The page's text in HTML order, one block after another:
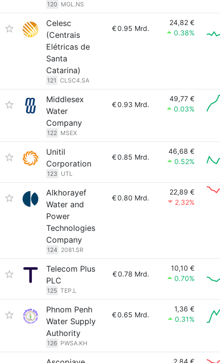
120 MGL.NS
Celesc
(Centrais
Elétricas de
Santa
Catarina)
121 CLSC4.SA
€0.95 Mrd.
24,82 €
0.38%
Middlesex
Water
Company
122 MSEX
€0.93 Mrd.
49,77 €
0.03%
Unitil
Corporation
123 UTL
€0.85 Mrd.
46,68 €
0.52%
Alkhorayef
Water and
Power
Technologies
Company
124 2081.SR
€0.80 Mrd.
22,89 €
2.32%
Telecom Plus
PLC
125 TEP.L
€0.78 Mrd.
10,10 €
0.70%
Phnom Penh
Water Supply
Authority
126 PWSA.KH
€0.65 Mrd.
1,36 €
0.31%
2,84 €